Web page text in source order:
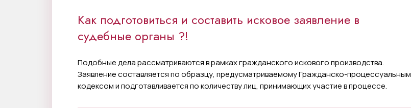
Как подготовиться и составить исковое заявление в
судебные органы ?!
Подобные дела рассматриваются в рамках гражданского искового производства.
Заявление составляется по образцу, предусматриваемому Гражданско-процессуальным
кодексом и подготавливается по количеству лиц, принимающих участие в процессе.